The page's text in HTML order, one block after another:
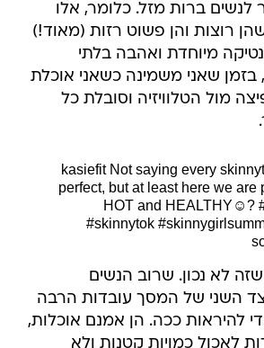
ברות מזל. כלומר, אלו
רוצות והן פשוט רזות (מאוד!)
מיוחדת ואהבה בלתי
שאני משמינה כשאני אוכלת
מול הטלוויזיה וסובלת כל
Not saying every
perfect, but at least here we are
HOT and HEALTHY☺️?
#skinnytok
לא נכון. שרוב הנשים
השני של המסך עובדות הרבה
להיראות ככה. הן אמנם אוכלות,
לאכול כמויות קטנות ולא